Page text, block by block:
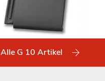
Alle G 10 Artikel